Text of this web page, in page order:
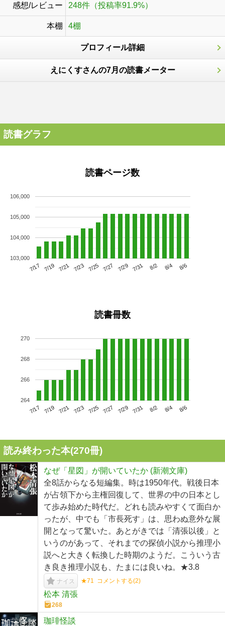
感想/レビュー 248件（投稿率91.9%）
本棚 4棚
プロフィール詳細
えにくすさんの7月の読書メーター
読書グラフ
読書ページ数
7/17 7/19 7/21 7/23 7/25 7/27 7/29 7/31 8/2 8/4 8/6
103,000
104,000
105,000
106,000
読書冊数
7/17 7/19 7/21 7/23 7/25 7/27 7/29 7/31 8/2 8/4 8/6
264
266
268
270
読み終わった本(270冊)
なぜ「星図」が開いていたか (新潮文庫)
全8話からなる短編集。時は1950年代。戦後日本
が占領下から主権回復して、世界の中の日本とし
て歩み始めた時代だ。どれも読みやすくて面白か
ったが、中でも「市長死す」は、思わぬ意外な展
開となって驚いた。あとがきでは「清張以後」と
いうのがあって、それまでの探偵小説から推理小
説へと大きく転換した時期のようだ。こういう古
き良き推理小説も、たまには良いね。★3.8
ナイス ★71 コメントする(2)
松本 清張
268
珈琲怪談